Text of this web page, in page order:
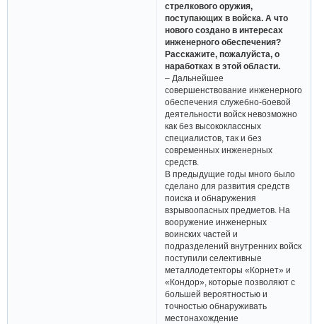
стрелкового оружия,
поступающих в войска. А что
нового создано в интересах
инженерного обеспечения?
Расскажите, пожалуйста, о
наработках в этой области.
– Дальнейшее
совершенствование инженерного
обеспечения служебно-боевой
деятельности войск невозможно
как без высококлассных
специалистов, так и без
современных инженерных
средств.
В предыдущие годы много было
сделано для развития средств
поиска и обнаружения
взрывоопасных предметов. На
вооружение инженерных
воинских частей и
подразделений внутренних войск
поступили селективные
металлодетекторы «Корнет» и
«Кондор», которые позволяют с
большей вероятностью и
точностью обнаруживать
местонахождение